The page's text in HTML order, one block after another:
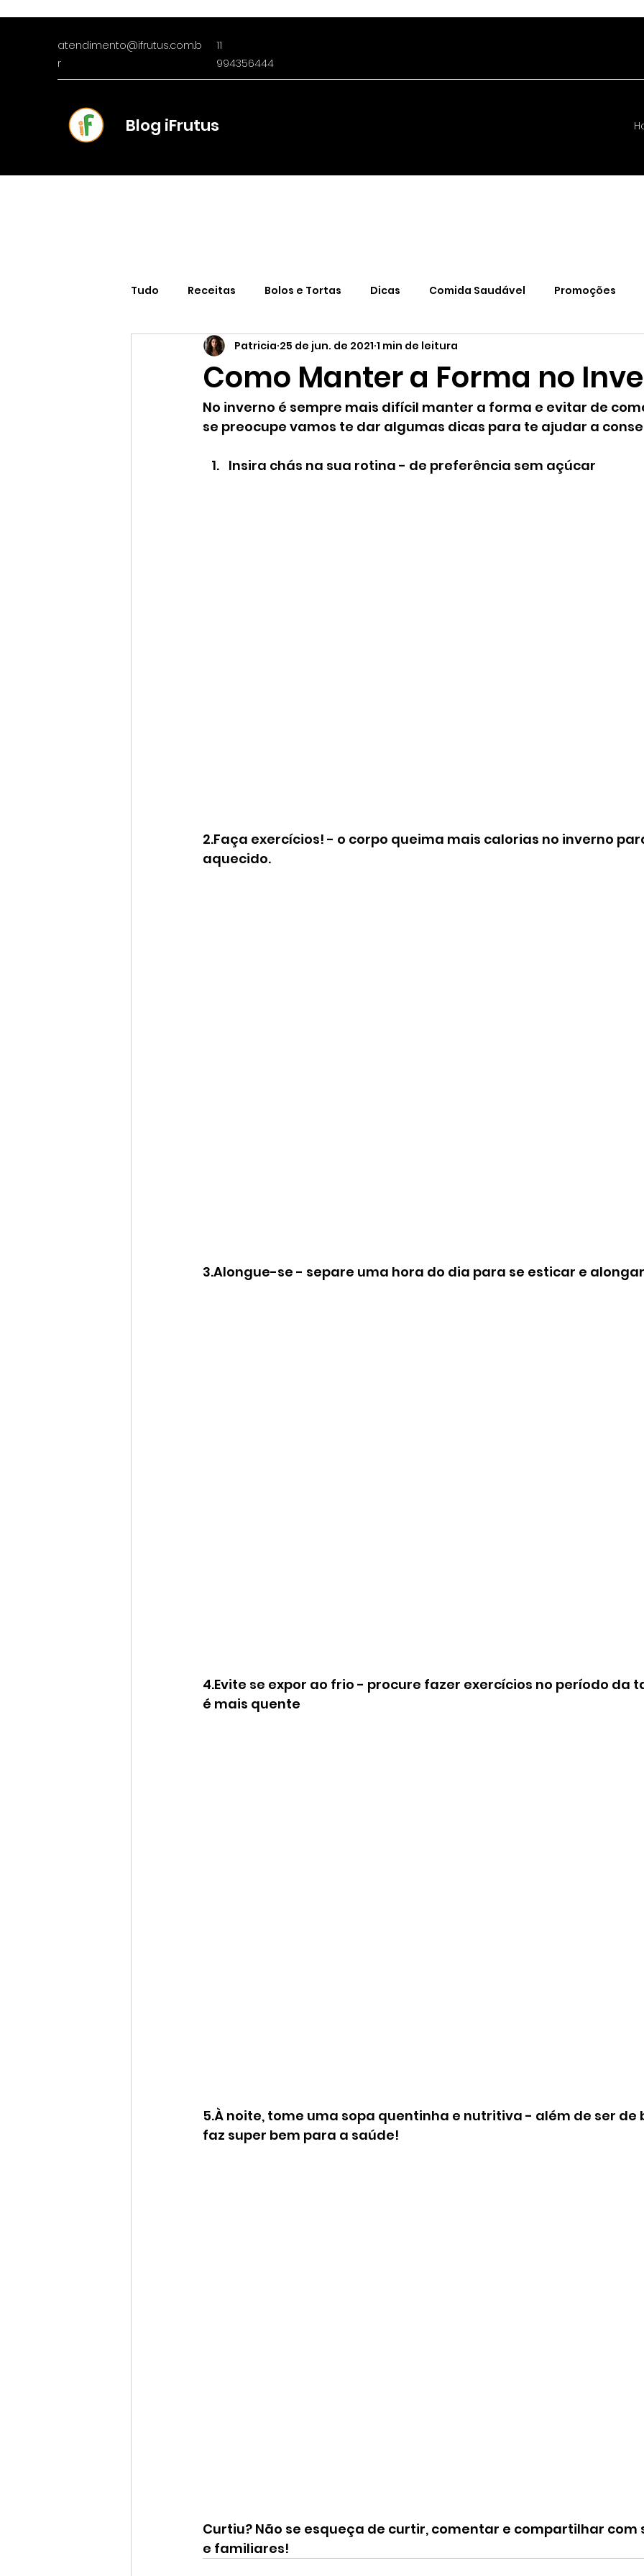
atendimento@ifrutus.com.b
r
11
994356444
Blog iFrutus
Tudo Receitas Bolos e Tortas Dicas Comida Saudável Promoções
Supermercado online Estilo de Vida Curiosidades
Como Manter a Forma no
Patricia 25 de jun. de 2021 1 min de leitura
No inverno é sempre mais difícil manter a forma e evitar de
se preocupe vamos te dar algumas dicas para te ajudar a
Insira chás na sua rotina - de preferência sem açúcar
2.Faça exercícios! - o corpo queima mais calorias no inverno
aquecido.
3.Alongue-se - separe uma hora do dia para se esticar e
4.Evite se expor ao frio - procure fazer exercícios no período da
é mais quente
5.À noite, tome uma sopa quentinha e nutritiva - além de ser de
faz super bem para a saúde!
Curtiu? Não se esqueça de curtir, comentar e compartilhar com
e familiares!